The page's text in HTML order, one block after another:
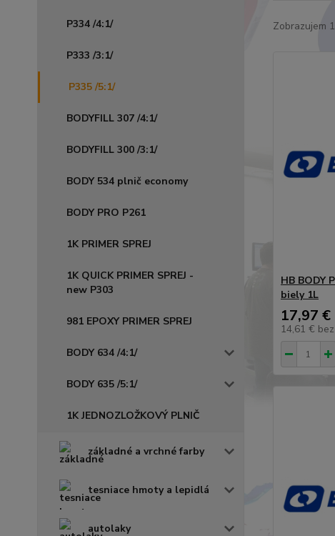
P334 /4:1/
P333 /3:1/
P335 /5:1/
BODYFILL 307 /4:1/
BODYFILL 300 /3:1/
BODY 534 plnič economy
BODY PRO P261
1K PRIMER SPREJ
1K QUICK PRIMER SPREJ -
new P303
981 EPOXY PRIMER SPREJ
BODY 634 /4:1/
BODY 635 /5:1/
1K JEDNOZLOŽKOVÝ PLNIČ
základné a vrchné farby
tesniace hmoty a lepidlá
autolaky
Zobrazujem
HB BODY
biely 1L
17,97 €
14,61 €